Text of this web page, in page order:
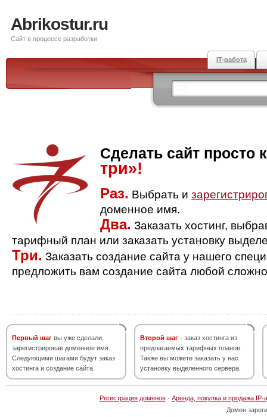
Abrikostur.ru
Сайт в процессе разработки
IT-работа
Сделать сайт просто
три»!
Раз. Выбрать и
доменное имя.
Два. Заказать хостинг,
тарифный план или заказать установку
Три. Заказать создание сайта у нашего
предложить вам создание сайта любой
Первый шаг вы уже сделали,
зарегистрировав доменное имя.
Следующими шагами будут заказ
хостинга и создание сайта.
Второй шаг - заказ хостинга из
предлагаемых тарифных планов.
Также вы можете заказать у нас
установку выделенного сервера.
Регистрация доменов· Аренда, покупка и продажа IP-
Домен